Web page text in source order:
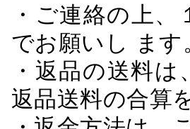
・ご連絡の上
でお願いし ます
・返品の送料
返品送料の合算